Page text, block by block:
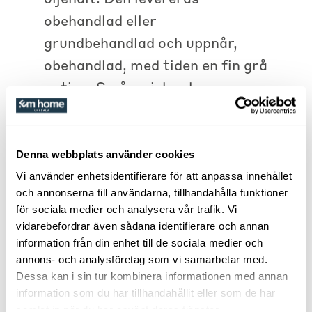
Denna webbplats använder cookies
Vi använder enhetsidentifierare för att anpassa innehållet
och annonserna till användarna, tillhandahålla funktioner
för sociala medier och analysera vår trafik. Vi
vidarebefordrar även sådana identifierare och annan
information från din enhet till de sociala medier och
annons- och analysföretag som vi samarbetar med.
Dessa kan i sin tur kombinera informationen med annan
information som du har tillhandahållit eller som de har
obehandlad eller
grundbehandlad och uppnår,
obehandlad, med tiden en fin grå
patina. Småsprickor kan
uppkomma genom åren. Dessa
luftfuktigheten. De är dock helt
utan betydelse för möblernas
hållbarhet.
Åtgärda fiberresning med
sandpapper
Teaken kan, vid de första